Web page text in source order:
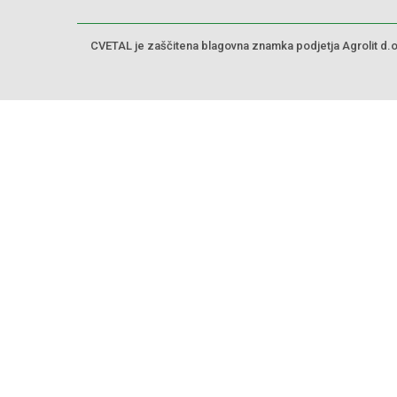
CVETAL je zaščitena blagovna znamka podjetja Agrolit